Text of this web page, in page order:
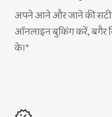
अपने आने और जाने की
ऑनलाइन बुकिंग करें, बगैर
के।*